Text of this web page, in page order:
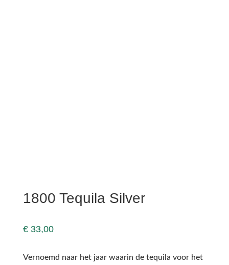
1800 Tequila Silver
€33,00
Vernoemd naar het jaar waarin de tequila voor het